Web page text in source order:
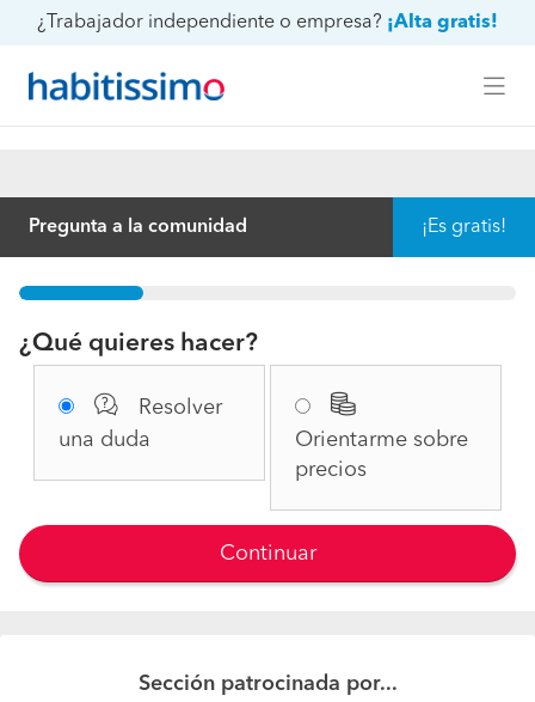
¿Trabajador independiente o empresa? ¡Alta gratis!
Pregunta a la comunidad ¡Es gratis!
1%
¿Qué quieres hacer?
Resolver
una duda
Orientarme sobre
precios
Continuar
Sección patrocinada por...